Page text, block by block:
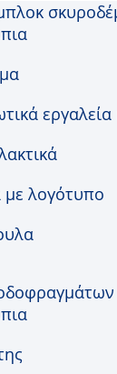
εργαλεία
λογότυπο